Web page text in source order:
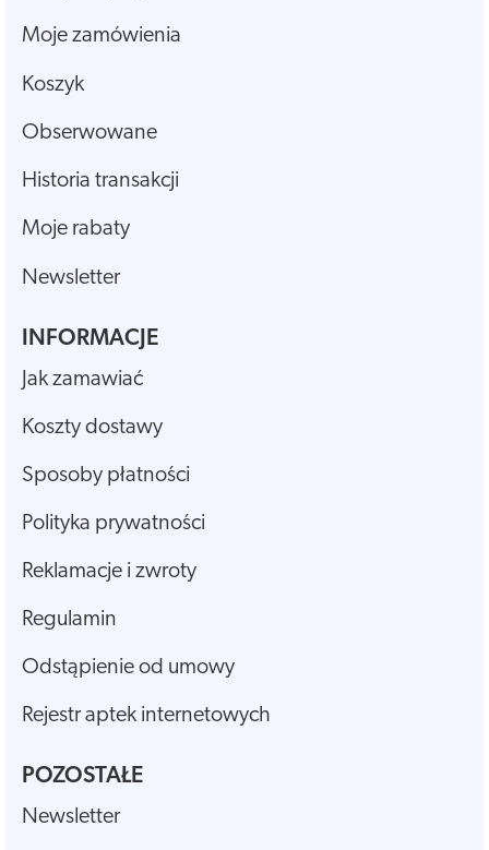
Moje zamówienia
Koszyk
Obserwowane
Historia transakcji
Moje rabaty
Newsletter
INFORMACJE
Jak zamawiać
Koszty dostawy
Sposoby płatności
Polityka prywatności
Reklamacje i zwroty
Regulamin
Odstąpienie od umowy
Rejestr aptek internetowych
POZOSTAŁE
Newsletter